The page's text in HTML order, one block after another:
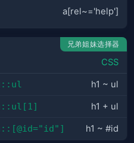
a[rel~='help']
兄弟姐妹选择器
CSS
h1 ~ ul
h1 + ul
h1 ~ #id